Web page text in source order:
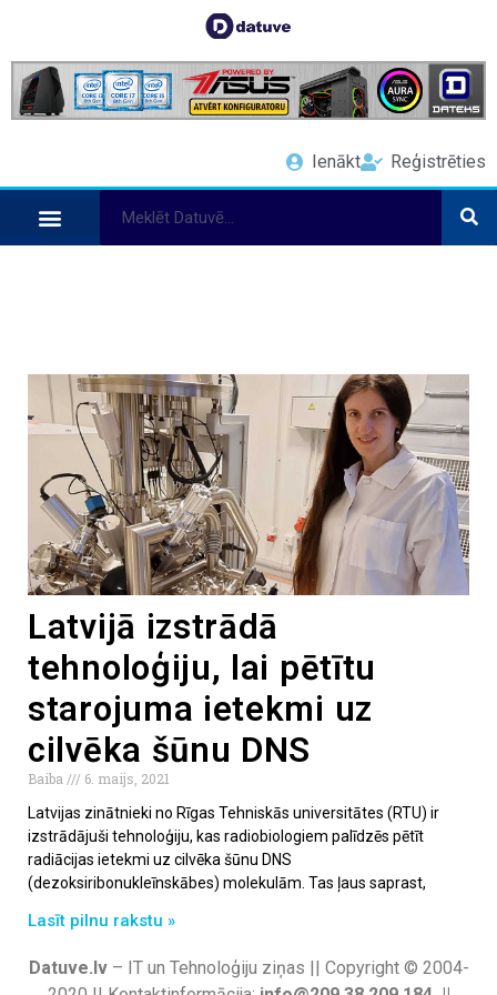
Ienākt Reģistrēties
Latvijā izstrādā
tehnoloģiju, lai pētītu
starojuma ietekmi uz
cilvēka šūnu DNS
Baiba
6. maijs, 2021
Latvijas zinātnieki no Rīgas Tehniskās universitātes (RTU) ir
izstrādājuši tehnoloģiju, kas radiobiologiem palīdzēs pētīt
radiācijas ietekmi uz cilvēka šūnu DNS
(dezoksiribonukleīnskābes) molekulām. Tas ļaus saprast,
Lasīt pilnu rakstu »
Datuve.lv– IT un Tehnoloģiju ziņas || Copyright © 2004-